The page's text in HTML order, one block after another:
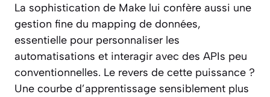
La sophistication de Make lui confère aussi une
gestion fine du mapping de données,
essentielle pour personnaliser les
automatisations et interagir avec des APIs peu
conventionnelles. Le revers de cette puissance ?
Une courbe d’apprentissage sensiblement plus